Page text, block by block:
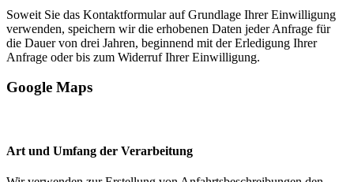
Soweit Sie das Kontaktformular auf Grundlage Ihrer Einwilligung
verwenden, speichern wir die erhobenen Daten jeder Anfrage für
die Dauer von drei Jahren, beginnend mit der Erledigung Ihrer
Anfrage oder bis zum Widerruf Ihrer Einwilligung.
Google Maps
Art und Umfang der Verarbeitung